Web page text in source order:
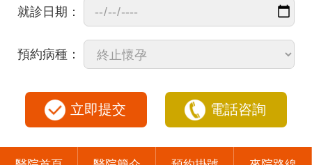
就診日期：
預約病種：
立即提交 電話咨詢